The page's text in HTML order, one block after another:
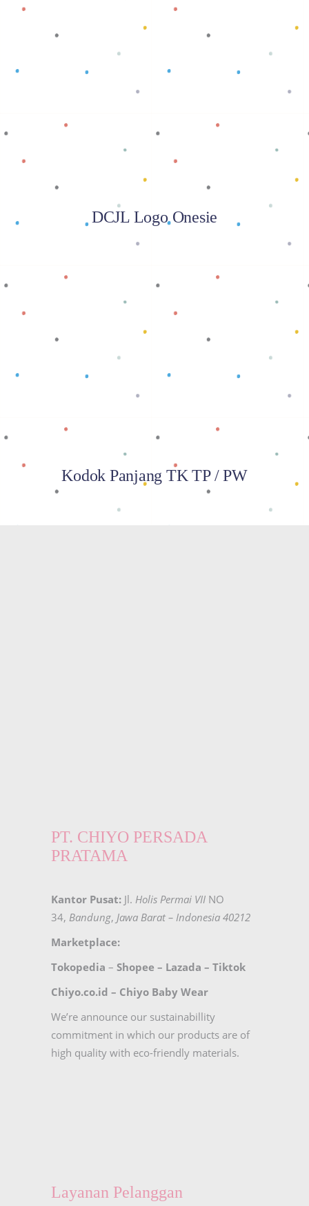
Baca selengkapnya
DCJL Logo Onesie
Baca selengkapnya
Kodok Panjang TK TP / PW
PT. CHIYO PERSADA
PRATAMA
Kantor Pusat: Jl. Holis Permai VII NO
34, Bandung, Jawa Barat – Indonesia 40212
Marketplace:
Tokopedia – Shopee – Lazada – Tiktok
Chiyo.co.id – Chiyo Baby Wear
We’re announce our sustainabillity
commitment in which our products are of
high quality with eco-friendly materials.
Layanan Pelanggan